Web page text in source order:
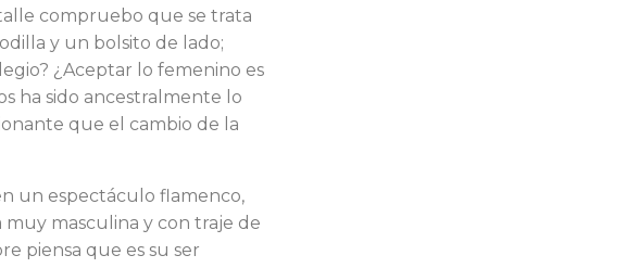
compruebo que se trata
y un bolsito de lado;
¿Aceptar lo femenino es
ha sido ancestralmente lo
que el cambio de la
un espectáculo fla­menco,
mascu­lina y con traje de
piensa que es su ser